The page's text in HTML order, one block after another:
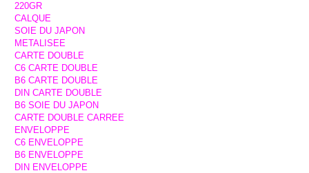
220GR
CALQUE
SOIE DU JAPON
METALISEE
CARTE DOUBLE
C6 CARTE DOUBLE
B6 CARTE DOUBLE
DIN CARTE DOUBLE
B6 SOIE DU JAPON
CARTE DOUBLE CARREE
ENVELOPPE
C6 ENVELOPPE
B6 ENVELOPPE
DIN ENVELOPPE